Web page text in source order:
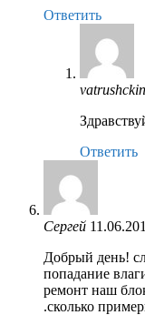
Ответить
vatrushckin
Ответить
Сергей
Добрый день!
попадание
ремонт наш
.сколько